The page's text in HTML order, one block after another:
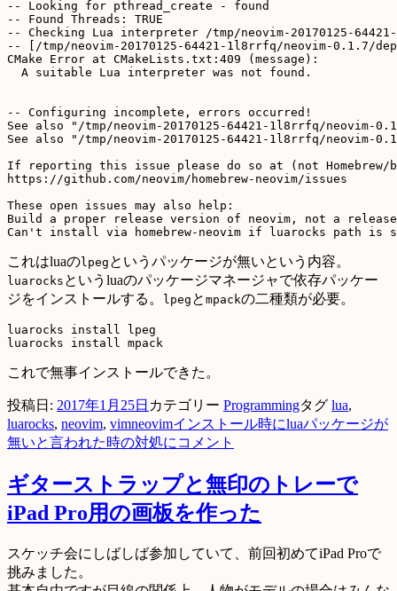
-- Looking for pthread_create - found
-- Found Threads: TRUE
-- Checking Lua interpreter /tmp/neovim-20170125-
-- [/tmp/neovim-20170125-64421-1l8rrfq/neovim-
CMake Error at CMakeLists.txt:409 (message):
  A suitable Lua interpreter was not found.
-- Configuring incomplete, errors occurred!
See also "/tmp/neovim-20170125-64421-1l8rrfq/neovim-
See also "/tmp/neovim-20170125-64421-1l8rrfq/neovim-
If reporting this issue please do so at (not Homebrew/
https://github.com/neovim/homebrew-neovim/issues
These open issues may also help:
Build a proper release version of neovim, not a release
これはluaのlpeg というパッケージが無いという内容。
luarocks というluaのパッケージマネージャで依存パッケー
ジをインストールする。
lpeg と mpackの二種類が必要。
luarocks install lpeg
これで無事インストールできた。
投稿日: 2017年1月25日 カテゴリー Programmingタグ lua,
luarocks, neovim, vimneovimインストール時にluaパッケージが
無いと言われた時の対処に コメント
ギターストラップと無印のトレーで
iPad Pro用の画板を作った
スケッチ会にしばしば参加していて、前回初めてiPad Proで
挑みました。